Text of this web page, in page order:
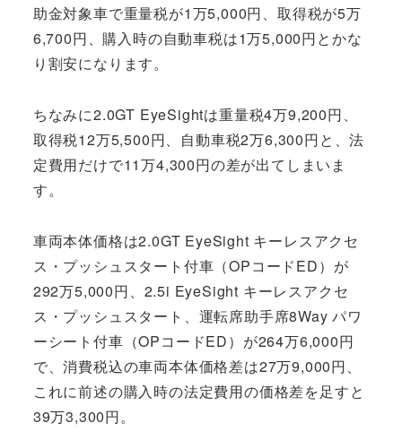
助金対象車で重量税が1万5,000円、取得税が5万
6,700円、購入時の自動車税は1万5,000円とかな
り割安になります。
ちなみに2.0GT EyeSightは重量税4万9,200円、
取得税12万5,500円、自動車税2万6,300円と、法
定費用だけで11万4,300円の差が出てしまいま
す。
車両本体価格は2.0GT EyeSight キーレスアクセ
ス・プッシュスタート付車（OPコードED）が
292万5,000円、2.5i EyeSight キーレスアクセ
ス・プッシュスタート、運転席助手席8Way パワ
ーシート付車（OPコードED）が264万6,000円
で、消費税込の車両本体価格差は27万9,000円、
これに前述の購入時の法定費用の価格差を足すと
39万3,300円。